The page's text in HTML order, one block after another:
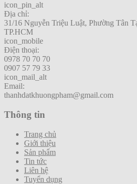
icon_pin_alt
Địa chỉ:
31/16 Nguyễn Triệu Luật, Phường Tân
TP.HCM
icon_mobile
Điện thoại:
0978 70 70 70
0907 57 79 33
icon_mail_alt
Email:
thanhdatkhuongpham@gmail.com
Thông tin
Trang chủ
Giới thiệu
Sản phẩm
Tin tức
Liên hệ
Tuyển dụng